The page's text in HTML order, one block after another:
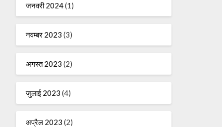
जनवरी 2024(1)
नवम्बर 2023 (3)
अगस्त 2023 (2)
जुलाई 2023 (4)
अप्रैल 2023 (2)